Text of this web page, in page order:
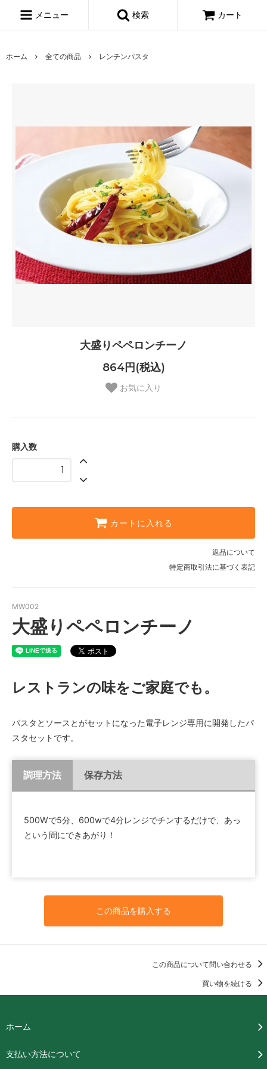
メニュー 検索 カート
ホーム 全ての商品 レンチンパスタ
大盛りペペロンチーノ
864円(税込)
お気に入り
購入数
カートに入れる
返品について
特定商取引法に基づく表記
MW002
大盛りペペロンチーノ
レストランの味をご家庭でも。
パスタとソースとがセットになった電子レンジ専用に開発したパ
スタセットです。
調理方法 保存方法
500Wで5分、600wで4分レンジでチンするだけで、あっ
という間にできあがり！
この商品を購入する
この商品について問い合わせる
買い物を続ける
ホーム
支払い方法について